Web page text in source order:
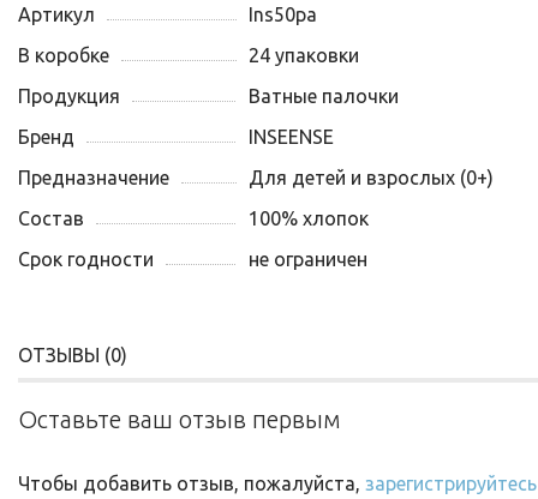
Артикул
Ins50pa
В коробке
24 упаковки
Продукция
Ватные палочки
Бренд
INSEENSE
Предназначение
Для детей и взрослых (0+)
Состав
100% хлопок
Срок годности
не ограничен
ОТЗЫВЫ (0)
Оставьте ваш отзыв первым
Чтобы добавить отзыв, пожалуйста, зарегистрируйтесь